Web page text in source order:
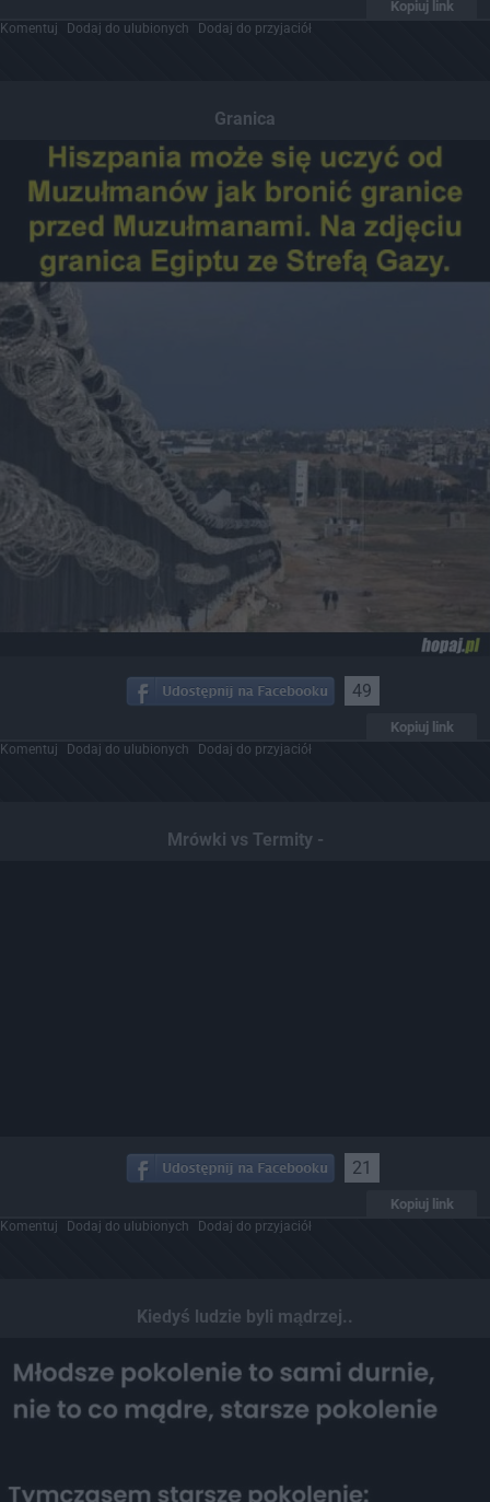
Kopiuj link
Komentuj Dodaj do ulubionych Dodaj do przyjaciół
Granica
49
Kopiuj link
Komentuj Dodaj do ulubionych Dodaj do przyjaciół
Mrówki vs Termity -
21
Kopiuj link
Komentuj Dodaj do ulubionych Dodaj do przyjaciół
Kiedyś ludzie byli mądrzej..